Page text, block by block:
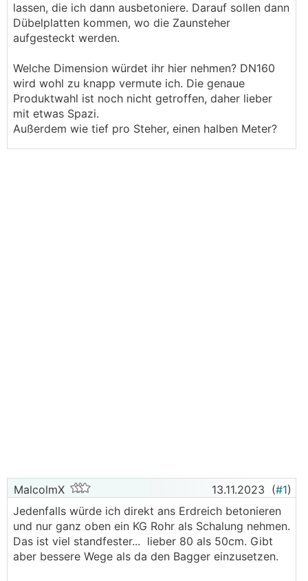
lassen, die ich dann ausbetoniere. Darauf sollen dann
Dübelplatten kommen, wo die Zaunsteher
aufgesteckt werden.
Welche Dimension würdet ihr hier nehmen? DN160
wird wohl zu knapp vermute ich. Die genaue
Produktwahl ist noch nicht getroffen, daher lieber
mit etwas Spazi.
Außerdem wie tief pro Steher, einen halben Meter?
MalcolmX 13.11.2023 (#1)
Jedenfalls würde ich direkt ans Erdreich betonieren
und nur ganz oben ein KG Rohr als Schalung nehmen.
Das ist viel standfester... lieber 80 als 50cm. Gibt
aber bessere Wege als da den Bagger einzusetzen.